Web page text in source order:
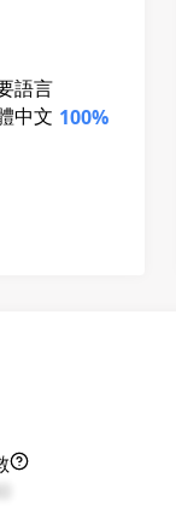
語言
中文 100%